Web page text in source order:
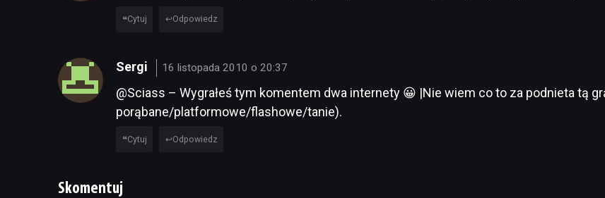
Cytuj Odpowiedz
Sergi 16 listopada 2010 o 20:37
@Sciass – Wygrałeś tym komentem dwa internety 😀 |Nie wiem co to za podnieta tą
porąbane/platformowe/flashowe/tanie).
Cytuj Odpowiedz
Skomentuj